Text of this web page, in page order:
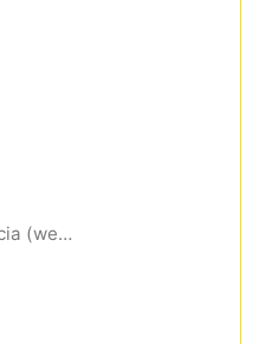
Backrooms. Bez wyjścia (wersja rozszerzona)